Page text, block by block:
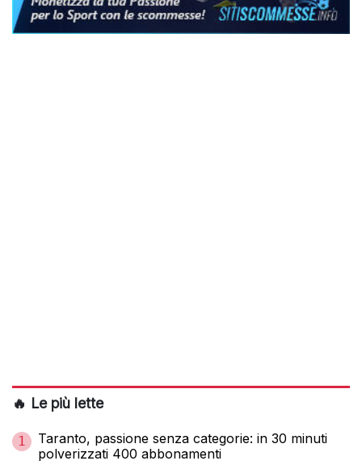
🔥 Le più lette
1
Taranto, passione senza categorie: in 30 minuti
polverizzati 400 abbonamenti